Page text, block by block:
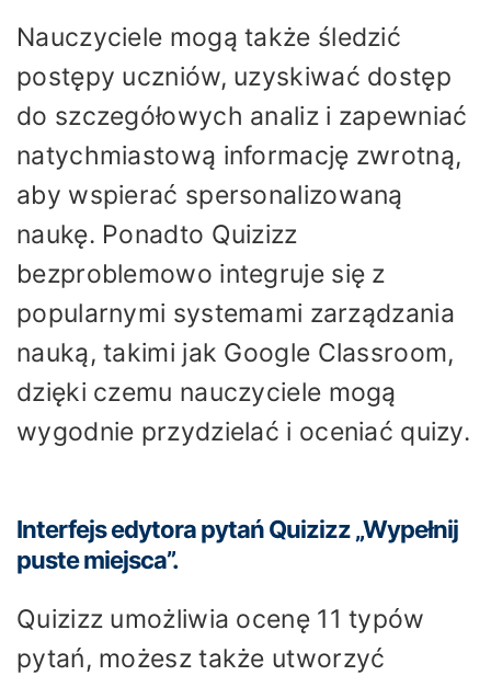
Nauczyciele mogą także śledzić
postępy uczniów, uzyskiwać dostęp
do szczegółowych analiz i zapewniać
natychmiastową informację zwrotną,
aby wspierać spersonalizowaną
naukę. Ponadto Quizizz
bezproblemowo integruje się z
popularnymi systemami zarządzania
nauką, takimi jak Google Classroom,
dzięki czemu nauczyciele mogą
wygodnie przydzielać i oceniać quizy.
Interfejs edytora pytań Quizizz „Wypełnij
puste miejsca”.
Quizizz umożliwia ocenę 11 typów
pytań, możesz także utworzyć